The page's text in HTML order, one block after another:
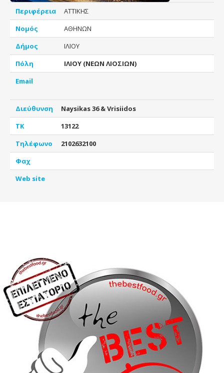
Περιφέρεια
ΑΤΤΙΚΗΣ
Νομός
ΑΘΗΝΩΝ
Δήμος
ΙΛΙΟΥ
Πόλη
ΙΛΙΟΥ (ΝΕΩΝ ΛΙΟΣΙΩΝ)
Email
Διεύθυνση
Naysikas 36 & Vrisiidos
ΤΚ
13122
Τηλέφωνο
2102632100
Φαχ
Web site